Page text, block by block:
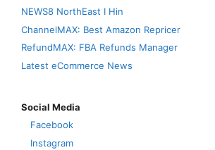
NEWS8 NorthEast I Hin
ChannelMAX: Best Amazon Repricer
RefundMAX: FBA Refunds Manager
Latest eCommerce News
Social Media
Facebook
Instagram